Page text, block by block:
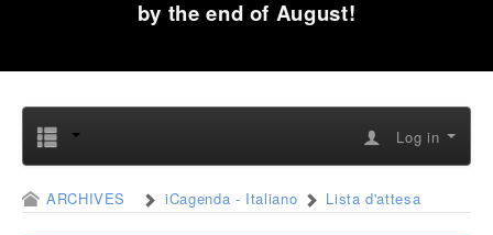
by the end of August!
Log in
ARCHIVES iCagenda - Italiano Lista d'attesa